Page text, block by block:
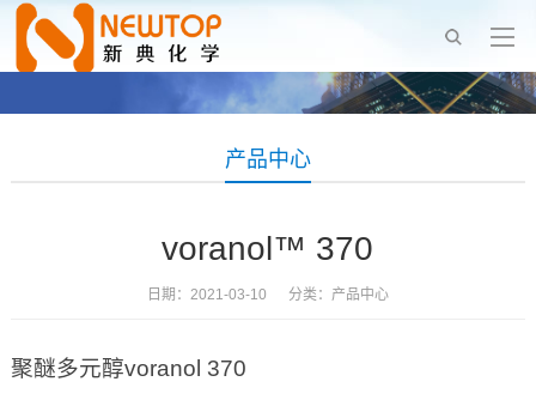
产品中心
voranol™ 370
日期：2021-03-10 分类： 产品中心
聚醚多元醇voranol 370